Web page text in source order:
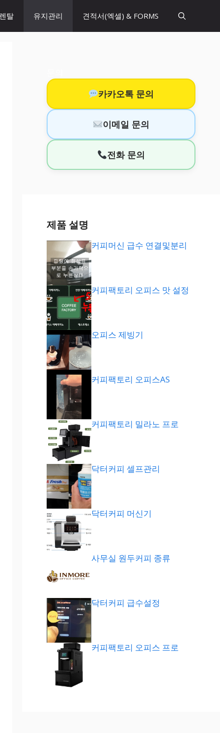
탈 유지관리 견적서(엑셀) & FORMS
카카오톡 문의
이메일 문의
전화 문의
제품 설명
커피머신 급수 연결및분리
커피팩토리 오피스 맛 설정
오피스 제빙기
커피팩토리 오피스AS
커피팩토리 밀라노 프로
닥터커피 셀프관리
닥터커피 머신기
사무실 원두커피 종류
닥터커피 급수설정
커피팩토리 오피스 프로